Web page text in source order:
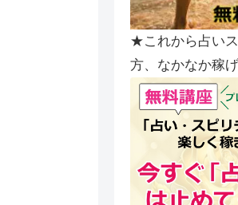
★これから占い
方、なかなか稼